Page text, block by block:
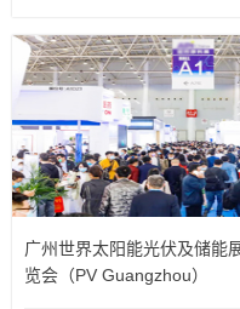
广州世界太阳能光伏及储能
览会（PV Guangzhou）